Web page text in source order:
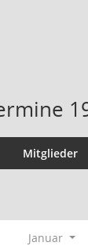
Mitglieder
Januar